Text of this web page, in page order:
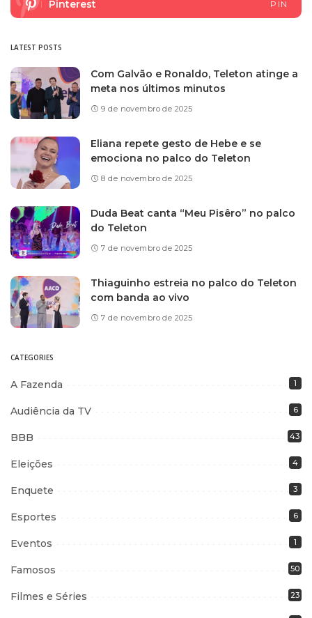
Pinterest PIN
LATEST POSTS
Com Galvão e Ronaldo, Teleton atinge a
meta nos últimos minutos
9 de novembro de 2025
Eliana repete gesto de Hebe e se
emociona no palco do Teleton
8 de novembro de 2025
Duda Beat canta “Meu Pisêro” no palco
do Teleton
7 de novembro de 2025
Thiaguinho estreia no palco do Teleton
com banda ao vivo
7 de novembro de 2025
CATEGORIES
A Fazenda 1
Audiência da TV 6
BBB 43
Eleições 4
Enquete 3
Esportes 6
Eventos 1
Famosos 50
Filmes e Séries 23